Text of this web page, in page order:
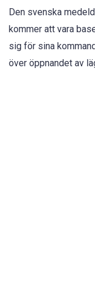
Den svenska
kommer att vara
sig för sina
över öppnandet av